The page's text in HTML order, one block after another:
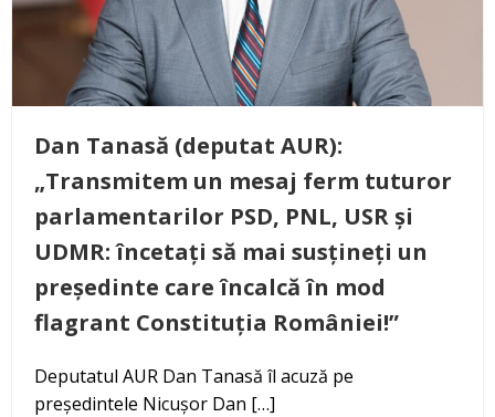
Dan Tanasă (deputat AUR):
„Transmitem un mesaj ferm tuturor
parlamentarilor PSD, PNL, USR și
UDMR: încetați să mai susțineți un
președinte care încalcă în mod
flagrant Constituția României!”
Deputatul AUR Dan Tanasă îl acuză pe
președintele Nicușor Dan […]